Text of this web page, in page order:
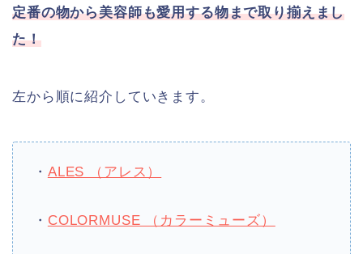
定番の物から美容師も愛用する物まで取り揃えまし
た！
左から順に紹介していきます。
・ ALES （アレス）
・ COLORMUSE （カラーミューズ）